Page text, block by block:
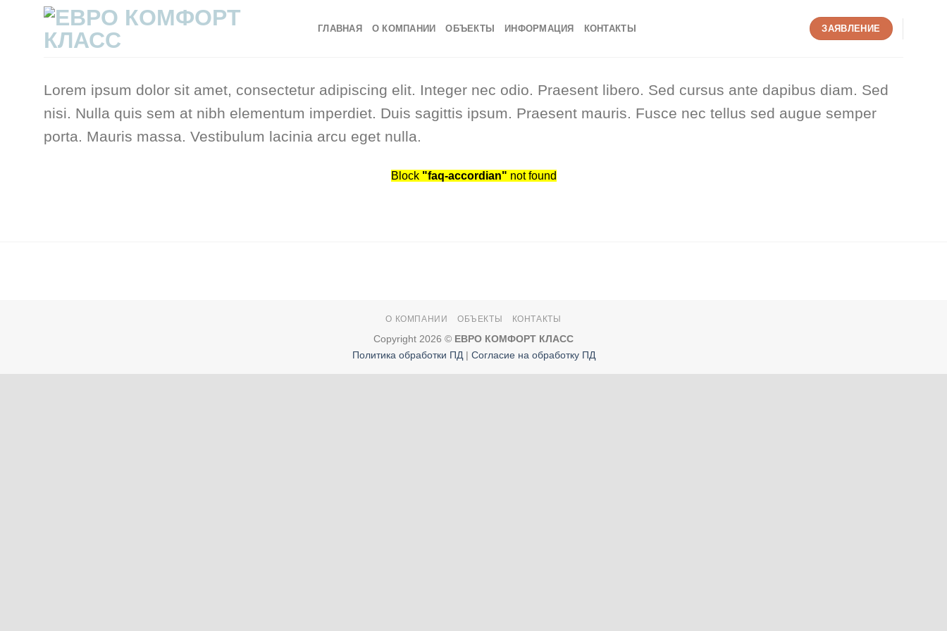
ГЛАВНАЯ О КОМПАНИИ ОБЪЕКТЫ ИНФОРМАЦИЯ КОНТАКТЫ ЗАЯВЛЕНИЕ
Lorem ipsum dolor sit amet, consectetur adipiscing elit. Integer nec odio. Praesent libero. Sed cursus ante dapibus diam. Sed
nisi. Nulla quis sem at nibh elementum imperdiet. Duis sagittis ipsum. Praesent mauris. Fusce nec tellus sed augue semper
porta. Mauris massa. Vestibulum lacinia arcu eget nulla.
Block "faq-accordian" not found
О КОМПАНИИ ОБЪЕКТЫ КОНТАКТЫ
Copyright 2026 © ЕВРО КОМФОРТ КЛАСС
Политика обработки ПД| Согласие на обработку ПД